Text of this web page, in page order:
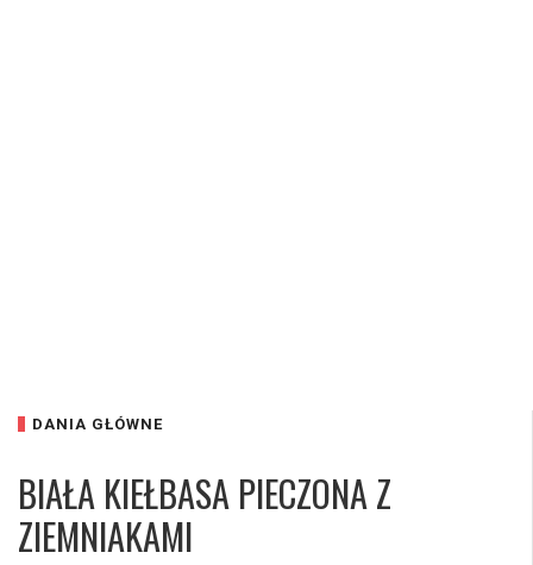
DANIA GŁÓWNE
BIAŁA KIEŁBASA PIECZONA Z
ZIEMNIAKAMI